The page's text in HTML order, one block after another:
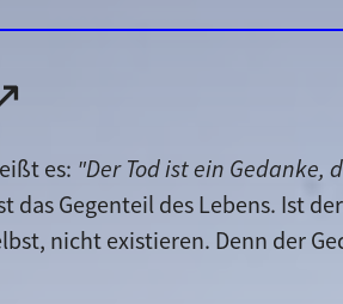
es: "Der Tod ist ein Gedanke,
das Gegenteil des Lebens. Ist
nicht existieren. Denn der